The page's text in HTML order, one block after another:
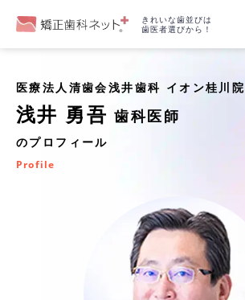
きれいな歯並びは
歯医者選びから！
医療法人清歯会浅井歯科 イオン桂川院
浅井 勇吾歯科医師
のプロフィール
Profile